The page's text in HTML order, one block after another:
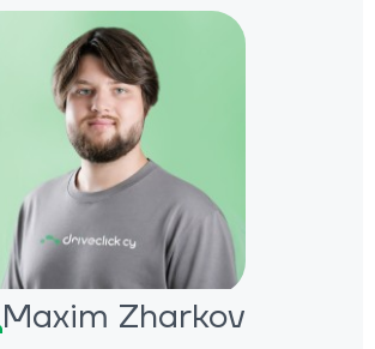
Maxim Zharkov